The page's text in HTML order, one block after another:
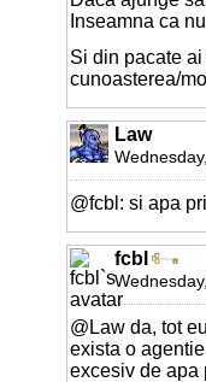
Inseamna ca
Si din pacate
cunoasterea/
Law
@fcbl: si apa
fcbl
@Law da, tot
exista o
excesiv de apa